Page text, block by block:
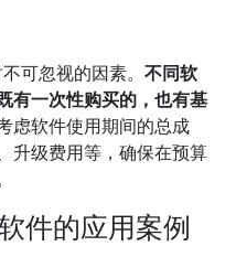
可忽视的因素。不同软
有一次性购买的，也有基
虑软件使用期间的总成
升级费用等，确保在预算
件的应用案例